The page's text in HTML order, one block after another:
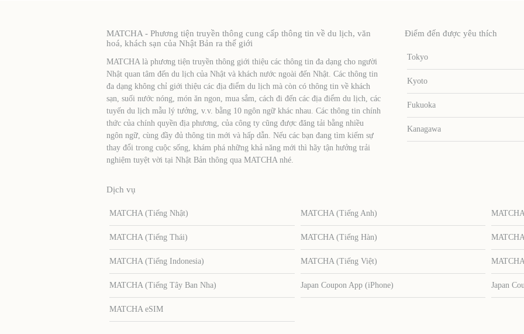
MATCHA - Phương tiện truyền thông cung cấp thông tin về du lịch, văn
hoá, khách sạn của Nhật Bản ra thế giới
MATCHA là phương tiện truyền thông giới thiệu các thông tin đa dạng cho người
Nhật quan tâm đến du lịch của Nhật và khách nước ngoài đến Nhật. Các thông tin
đa dạng không chỉ giới thiệu các địa điểm du lịch mà còn có thông tin về khách
sạn, suối nước nóng, món ăn ngon, mua sắm, cách đi đến các địa điểm du lịch, các
tuyến du lịch mẫu lý tưởng, v.v. bằng 10 ngôn ngữ khác nhau. Các thông tin chính
thức của chính quyền địa phương, của công ty cũng được đăng tải bằng nhiều
ngôn ngữ, cùng đầy đủ thông tin mới và hấp dẫn. Nếu các bạn đang tìm kiếm sự
thay đổi trong cuộc sống, khám phá những khả năng mới thì hãy tận hưởng trải
nghiệm tuyệt vời tại Nhật Bản thông qua MATCHA nhé.
Điểm đến được yêu thích
Tokyo
Kyoto
Fukuoka
Kanagawa
Dịch vụ
MATCHA (Tiếng Nhật) MATCHA (Tiếng Anh)
MATCHA (Tiếng Thái) MATCHA (Tiếng Hàn)
MATCHA (Tiếng Indonesia) MATCHA (Tiếng Việt)
MATCHA (Tiếng Tây Ban Nha) Japan Coupon App (iPhone) Japan
MATCHA eSIM